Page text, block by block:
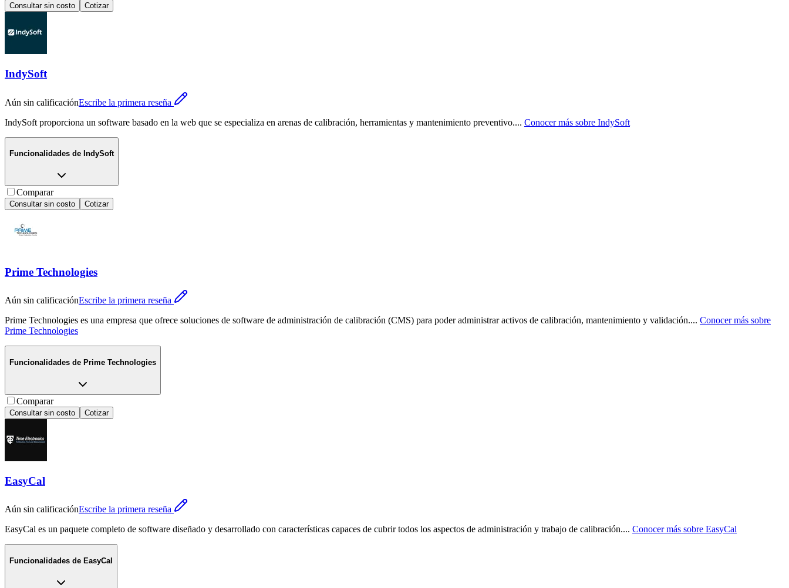
Consultar sin costo Cotizar
IndySoft
Aún sin calificaciónEscribe la primera reseña
IndySoft proporciona un software basado en la web que se especializa en arenas de calibración, herramientas y mantenimiento preventivo.... Conocer más sobre IndySoft
Funcionalidades de IndySoft
Comparar
Consultar sin costo Cotizar
Prime Technologies
Aún sin calificaciónEscribe la primera reseña
Prime Technologies es una empresa que ofrece soluciones de software de administración de calibración (CMS) para poder administrar activos de calibración, mantenimiento y validación.... Conocer más sobre
Prime Technologies
Funcionalidades de Prime Technologies
Comparar
Consultar sin costo Cotizar
EasyCal
Aún sin calificaciónEscribe la primera reseña
EasyCal es un paquete completo de software diseñado y desarrollado con características capaces de cubrir todos los aspectos de administración y trabajo de calibración.... Conocer más sobre EasyCal
Funcionalidades de EasyCal